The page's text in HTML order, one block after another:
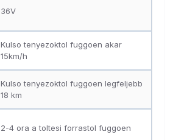
36V
Kulso tenyezoktol fuggoen akar
15km/h
Kulso tenyezoktol fuggoen legfeljebb
18 km
2-4 ora a toltesi forrastol fuggoen